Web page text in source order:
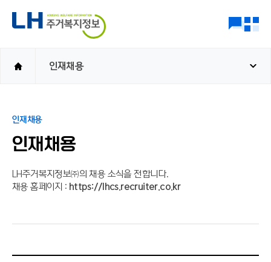
인재채용
인재채용
인재채용
LH주거복지정보㈜의 채용 소식을 전합니다.
채용 홈페이지 : https://lhcs.recruiter.co.kr